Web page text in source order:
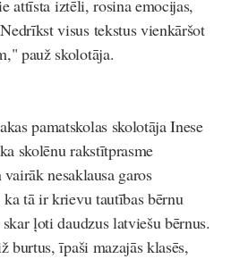
attīsta iztēli, rosina emocijas,
visus tekstus vienkāršot
pauž skolotāja.
pamatskolas skolotāja Inese
skolēnu rakstītprasme
nesaklausa garos
tā ir krievu tautības bērnu
ļoti daudzus latviešu bērnus.
īpaši mazajās klasēs,